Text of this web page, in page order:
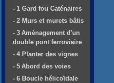
- 1 Gard fou Caténaires
- 2 Murs et murets bâtis
- 3 Aménagement d'un
double pont ferroviaire
- 4 Planter des vignes
- 5 Abord des voies
- 6 Boucle hélicoïdale